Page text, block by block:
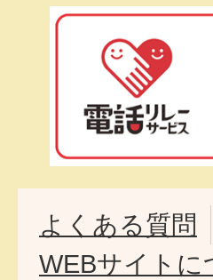
よくある質問
WEBサイトに